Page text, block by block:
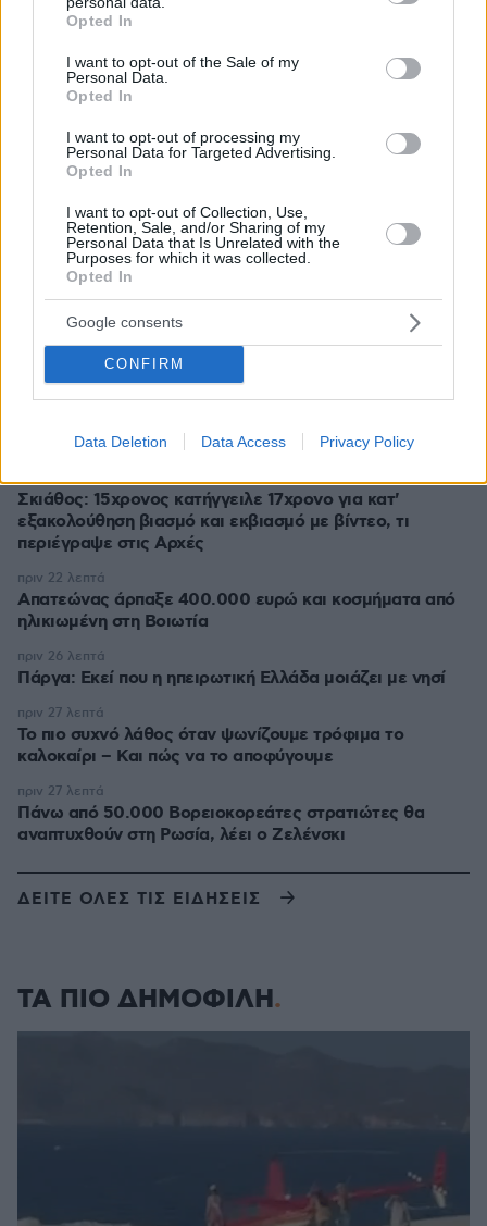
grant or deny consent to Google and its third-party tags to
use your data for below specified purposes in below Google
consent section.
Opted In
I want to opt-out of the Sale of my
Personal Data.
Opted In
I want to opt-out of processing my
Personal Data for Targeted Advertising.
Opted In
I want to opt-out of Collection, Use,
Retention, Sale, and/or Sharing of my
Personal Data that Is Unrelated with the
Purposes for which it was collected.
Opted In
Google consents
CONFIRM
Data Deletion Data Access Privacy Policy
Με βίντεο πριν τον φημολογούμενο τραυματισμό του
Μοτζτάμπα Χαμενεΐ προσπαθεί το Ιράν να πείσει ότι ο
ανώτατος ηγέτης του είναι καλά
Ο Καρέτσας άνοιξε λογαριασμό με τη Ντόρτμουντ με
απίστευτη γκολάρα κόντρα στην Άρσεναλ του Τζόλη,
δείτε βίντεο
πριν 7 λεπτά
Βελτιωμένη η εικόνα της φωτιάς στο Κορωπί,
επιχειρούν ισχυρές επίγειες δυνάμεις και έξι εναέρια
πριν 12 λεπτά
Κοτόπουλο piccata με σάλτσα λεμονιού και κάππαρης –
Απλό και πεντανόστιμο, έτοιμο σε 25′
πριν 16 λεπτά
ζυγαριά μετά την απώλεια 30 κιλών
πριν 16 λεπτά
Σκιάθος: 15χρονος κατήγγειλε 17χρονο για κατ'
εξακολούθηση βιασμό και εκβιασμό με βίντεο, τι
περιέγραψε στις Αρχές
πριν 22 λεπτά
Απατεώνας άρπαξε 400.000 ευρώ και κοσμήματα από
ηλικιωμένη στη Βοιωτία
πριν 22 λεπτά
Πάργα: Εκεί που η ηπειρωτική Ελλάδα μοιάζει με νησί
πριν 26 λεπτά
Το πιο συχνό λάθος όταν ψωνίζουμε τρόφιμα το
καλοκαίρι – Και πώς να το αποφύγουμε
πριν 27 λεπτά
Πάνω από 50.000 Βορειοκορεάτες στρατιώτες θα
αναπτυχθούν στη Ρωσία, λέει ο Ζελένσκι
πριν 27 λεπτά
ΔΕΙΤΕ ΟΛΕΣ ΤΙΣ ΕΙΔΗΣΕΙΣ
ΤΑ ΠΙΟ ΔΗΜΟΦΙΛΗ